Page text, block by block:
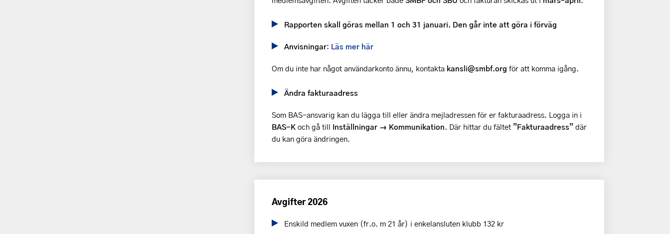
Rapporten skall göras mellan 1 och 31 januari. Den går inte att göra i förväg
Anvisningar: Läs mer här
Om du inte har något användarkonto ännu, kontakta kansli@smbf.org för att komma igång.
Ändra fakturaadress
Som BAS-ansvarig kan du lägga till eller ändra mejladressen för er fakturaadress. Logga in i
BAS-Koch gå till Inställningar → Kommunikation. Där hittar du fältet ”Fakturaadress”där
du kan göra ändringen.
Avgifter 2026
Enskild medlem vuxen (fr.o. m 21 år) i enkelansluten klubb 132 kr